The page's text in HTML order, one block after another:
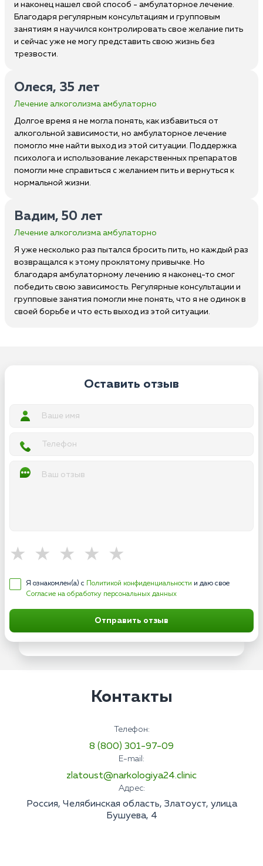
и наконец нашел свой способ - амбулаторное лечение.
Благодаря регулярным консультациям и групповым
занятиям я научился контролировать свое желание пить
и сейчас уже не могу представить свою жизнь без
трезвости.
Олеся, 35 лет
Лечение алкоголизма амбулаторно
Долгое время я не могла понять, как избавиться от
алкогольной зависимости, но амбулаторное лечение
помогло мне найти выход из этой ситуации. Поддержка
психолога и использование лекарственных препаратов
помогли мне справиться с желанием пить и вернуться к
нормальной жизни.
Вадим, 50 лет
Лечение алкоголизма амбулаторно
Я уже несколько раз пытался бросить пить, но каждый раз
возвращался к этому проклятому привычке. Но
благодаря амбулаторному лечению я наконец-то смог
победить свою зависимость. Регулярные консультации и
групповые занятия помогли мне понять, что я не одинок в
своей борьбе и что есть выход из этой ситуации.
Оставить отзыв
Я ознакомлен(а) с Политикой конфиденциальности и даю свое
Согласие на обработку персональных данных
Отправить отзыв
Контакты
Телефон:
8 (800) 301-97-09
E-mail:
zlatoust@narkologiya24.clinic
Адрес:
Россия, Челябинская область, Златоуст, улица
Бушуева, 4